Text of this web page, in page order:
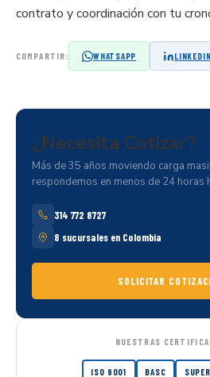
contrato y coordinación con tu
COMPARTIR: WHATSAPP LINKEDIN
¿Necesita Cotizar?
Más de 35 años moviendo carga
respondemos en menos de 24 horas
314 772 8727
8 sucursales en Colombia
SOLICITAR
NUESTRAS
ISO 9001 BASC